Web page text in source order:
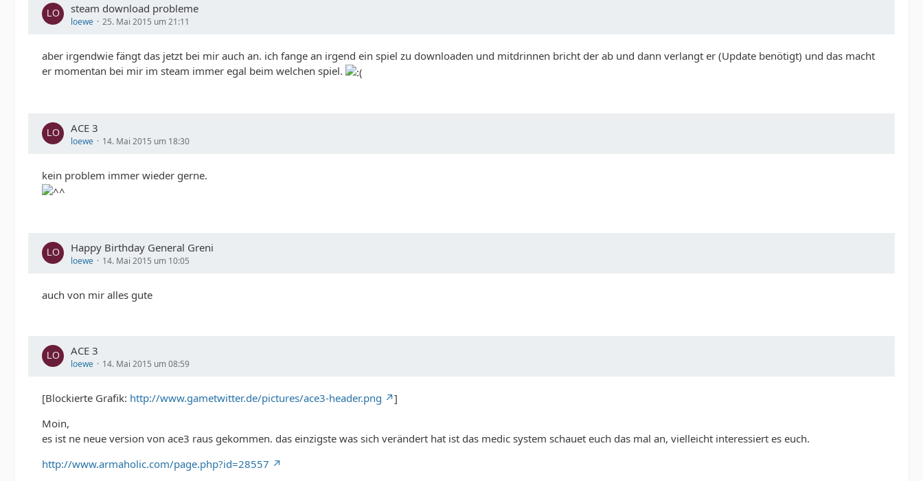
steam download probleme
loewe 25. Mai 2015 um 21:11
aber irgendwie fängt das jetzt bei mir auch an. ich fange an irgend ein spiel zu downloaden und mitdrinnen bricht der ab und dann verlangt er (Update benötigt) und das macht
er momentan bei mir im steam immer egal beim welchen spiel.
ACE 3
loewe 14. Mai 2015 um 18:30
kein problem immer wieder gerne.
Happy Birthday General Greni
loewe 14. Mai 2015 um 10:05
auch von mir alles gute
ACE 3
loewe 14. Mai 2015 um 08:59
[Blockierte Grafik: http://www.gametwitter.de/pictures/ace3-header.png
]
Moin,
es ist ne neue version von ace3 raus gekommen. das einzigste was sich verändert hat ist das medic system schauet euch das mal an, vielleicht interessiert es euch.
http://www.armaholic.com/page.php?id=28557